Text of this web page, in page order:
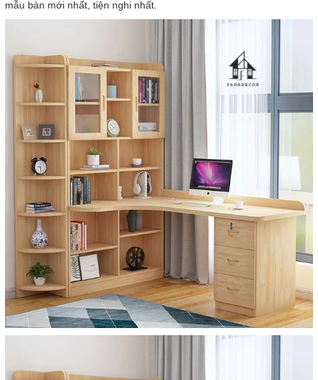
mẫu bàn mới nhất, tiện nghi nhất.